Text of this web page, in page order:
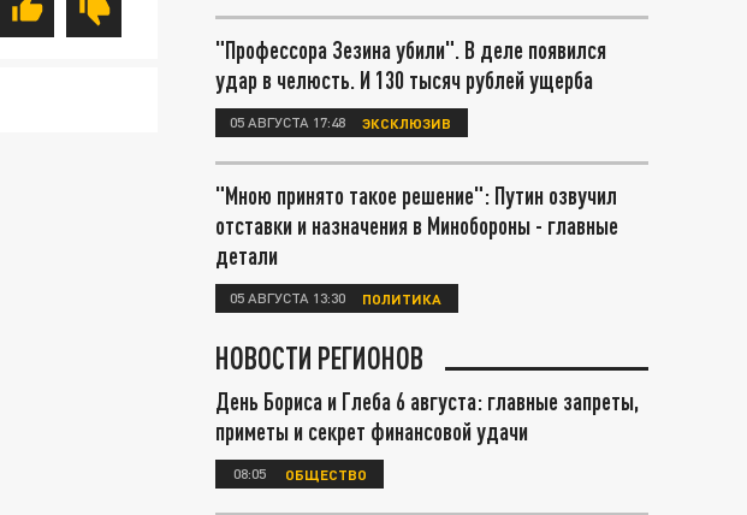
"Профессора Зезина убили". В деле появился
удар в челюсть. И 130 тысяч рублей ущерба
05 АВГУСТА 17:48 ЭКСКЛЮЗИВ
"Мною принято такое решение": Путин озвучил
отставки и назначения в Минобороны - главные
детали
05 АВГУСТА 13:30 ПОЛИТИКА
НОВОСТИ РЕГИОНОВ
День Бориса и Глеба 6 августа: главные запреты,
приметы и секрет финансовой удачи
08:05 ОБЩЕСТВО